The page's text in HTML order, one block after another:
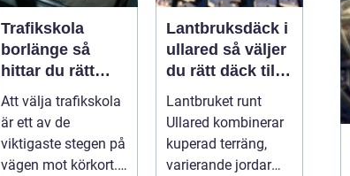
Trafikskola
borlänge så
hittar du rätt
utbildning till
körkortet
Att välja trafikskola
är ett av de
viktigaste stegen på
vägen mot körkort. I
Lantbruksdäck i
ullared så väljer
du rätt däck till
gårdens
maskiner
Lantbruket runt
Ullared kombinerar
kuperad terräng,
varierande jordar